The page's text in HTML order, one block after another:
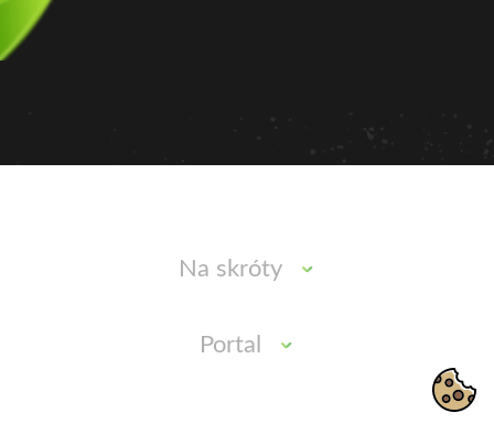
Na skróty
Portal